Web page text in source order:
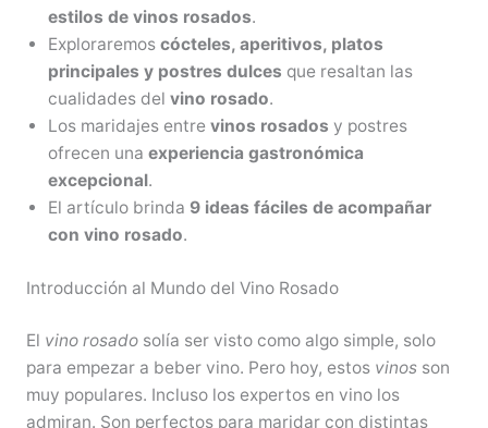
estilos de vinos rosados.
Exploraremos cócteles, aperitivos, platos
principales y postres dulces que resaltan las
cualidades del vino rosado.
Los maridajes entre vinos rosados y postres
ofrecen una experiencia gastronómica
excepcional.
El artículo brinda 9 ideas fáciles de acompañar
con vino rosado.
Introducción al Mundo del Vino Rosado
El vino rosadosolía ser visto como algo simple, solo
para empezar a beber vino. Pero hoy, estos vinosson
muy populares. Incluso los expertos en vino los
admiran. Son perfectos para maridar con distintas